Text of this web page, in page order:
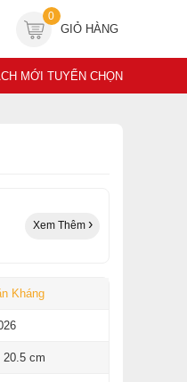
0
GIỎ HÀNG
MỚI TUYỂN CHỌN
Xem Thêm
Kháng
20.5 cm